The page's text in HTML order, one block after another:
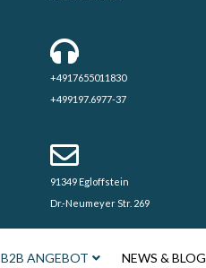
+4917655011830
+499197.6977-37
91349 Egloffstein
Dr.-Neumeyer Str. 269
B2B ANGEBOT NEWS & BLOG